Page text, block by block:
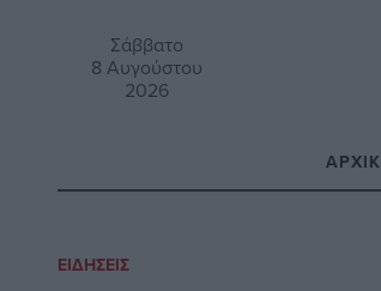
Σάββατο
8 Αυγούστου
2026
ΕΙΔΉΣΕΙΣ